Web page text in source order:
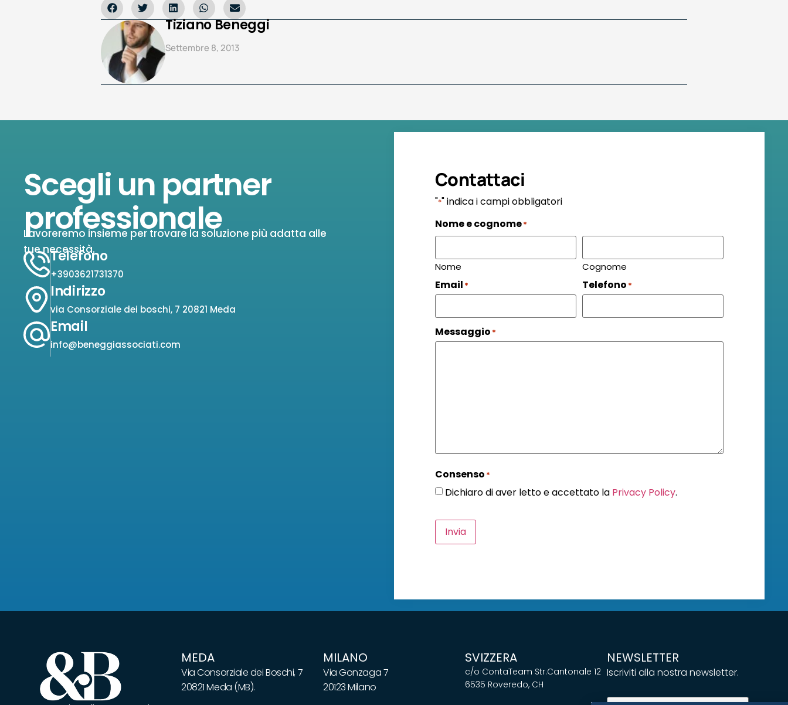
Tiziano Beneggi
Settembre 8, 2013
Scegli un partner
professionale
Lavoreremo insieme per trovare la soluzione più adatta alle
tue necessità.
Telefono
+3903621731370
Indirizzo
via Consorziale dei boschi, 7 20821 Meda
Email
info@beneggiassociati.com
Contattaci
"*" indica i campi obbligatori
Nome e cognome*
Nome Cognome
Email * Telefono *
Messaggio *
Consenso *
Dichiaro di aver letto e accettato la Privacy Policy.
Invia
MEDA
Via Consorziale dei Boschi, 7
20821 Meda (MB).
MILANO
Via Gonzaga 7
20123 Milano
SVIZZERA
c/o ContaTeam Str.Cantonale 12
6535 Roveredo, CH
NEWSLETTER
Iscriviti alla nostra newsletter.
Email(Obbligatorio)